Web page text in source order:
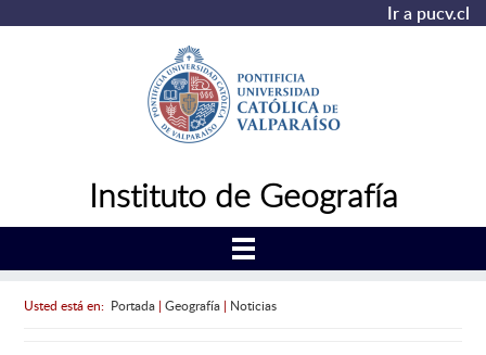
Ir a pucv.cl
Instituto de Geografía
Usted está en: Portada| Geografía| Noticias